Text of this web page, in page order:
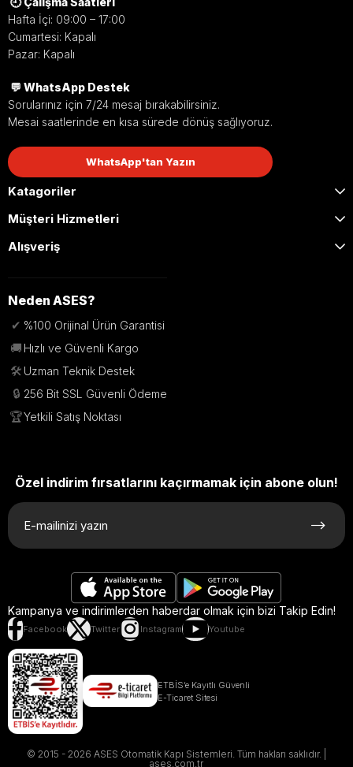
Hafta İçi: 09:00 – 17:00
Cumartesi: Kapalı
Pazar: Kapalı
💬 WhatsApp Destek
Sorularınız için 7/24 mesaj bırakabilirsiniz.
Mesai saatlerinde en kısa sürede dönüş sağlıyoruz.
WhatsApp'tan Yazın
Katagoriler
Müşteri Hizmetleri
Alışveriş
Neden ASES?
✔ %100 Orijinal Ürün Garantisi
🚚 Hızlı ve Güvenli Kargo
🛠️ Uzman Teknik Destek
🔒 256 Bit SSL Güvenli Ödeme
🏆Yetkili Satış Noktası
Özel indirim fırsatlarını kaçırmamak için abone olun!
Kampanya ve indirimlerden haberdar olmak için bizi Takip Edin!
Facebook Twitter Instagram Youtube
ETBİS’e Kayıtlı Güvenli
E-Ticaret Sitesi
© 2015 - 2026 ASES Otomatik Kapı Sistemleri. Tüm hakları saklıdır. |
ases.com.tr